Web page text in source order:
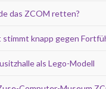
das ZCOM retten?
stimmt knapp gegen
als Lego-Modell